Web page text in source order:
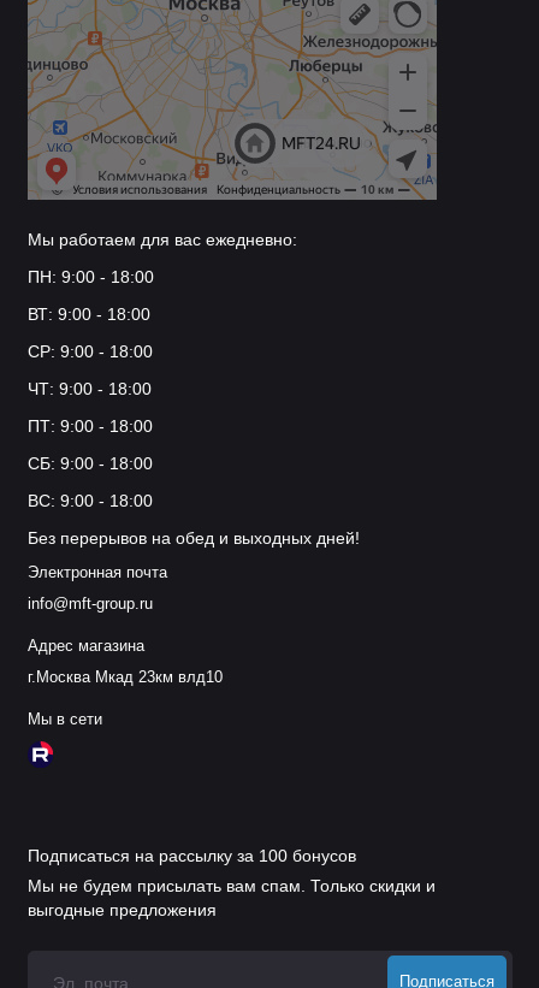
Мы работаем для вас ежедневно:
ПН: 9:00 - 18:00
ВТ: 9:00 - 18:00
СР: 9:00 - 18:00
ЧТ: 9:00 - 18:00
ПТ: 9:00 - 18:00
СБ: 9:00 - 18:00
ВС: 9:00 - 18:00
Без перерывов на обед и выходных дней!
Электронная почта
info@mft-group.ru
Адрес магазина
г.Москва Мкад 23км влд10
Мы в сети
Подписаться на рассылку за 100 бонусов
Мы не будем присылать вам спам. Только скидки и
выгодные предложения
Подписаться